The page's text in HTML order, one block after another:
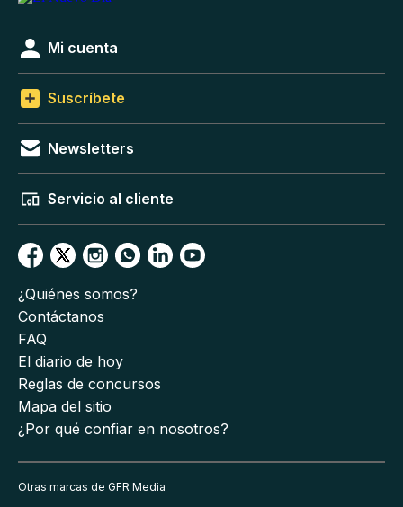
Mi cuenta
Suscríbete
Newsletters
Servicio al cliente
¿Quiénes somos?
Contáctanos
FAQ
El diario de hoy
Reglas de concursos
Mapa del sitio
¿Por qué confiar en nosotros?
Otras marcas de GFR Media